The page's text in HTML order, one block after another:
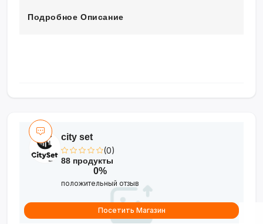
Подробное Описание
city set
(0)
88 продукты
0%
положительный отзыв
Посетить Магазин